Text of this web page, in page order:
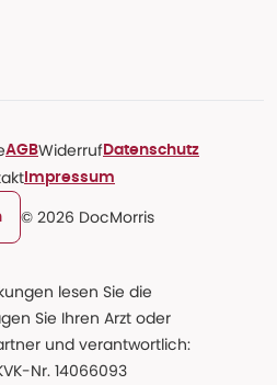
AGBWiderruf Datenschutz
Impressum
© 2026 DocMorris
lesen Sie die
Sie Ihren Arzt oder
und verantwortlich:
Nr. 14066093